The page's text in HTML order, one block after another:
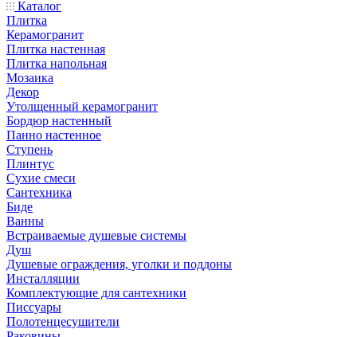
Каталог
Плитка
Керамогранит
Плитка настенная
Плитка напольная
Мозаика
Декор
Утолщенный керамогранит
Бордюр настенный
Панно настенное
Ступень
Плинтус
Сухие смеси
Сантехника
Биде
Ванны
Встраиваемые душевые системы
Душ
Душевые ограждения, уголки и поддоны
Инсталляции
Комплектующие для сантехники
Писсуары
Полотенцесушители